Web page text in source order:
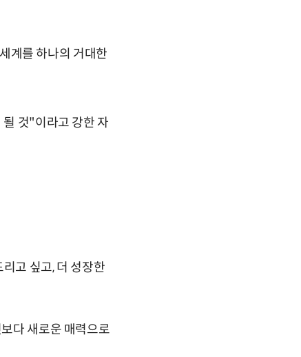
계를 하나의 거대한
것"이라고 강한 자
고 싶고, 더 성장한
다 새로운 매력으로